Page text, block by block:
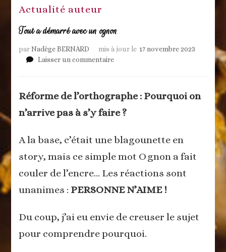
Actualité auteur
Tout a démarré avec un ognon
parNadège BERNARD mis à jour le 17 novembre 2023
Laisser un commentairesur
démarré
avec
un
Réforme de l’orthographe : Pourquoi on
n’arrive pas à s’y faire ?
A la base, c’était une blagounette en
story, mais ce simple mot Ognon a fait
couler de l’encre… Les réactions sont
unanimes : PERSONNE N’AIME !
Du coup, j’ai eu envie de creuser le sujet
pour comprendre pourquoi.